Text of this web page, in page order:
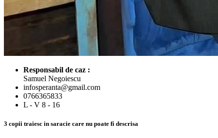
Responsabil de caz :
Samuel Negoiescu
infosperanta@gmail.com
0766365833
L - V 8 - 16
3 copii traiesc in saracie care nu poate fi descrisa